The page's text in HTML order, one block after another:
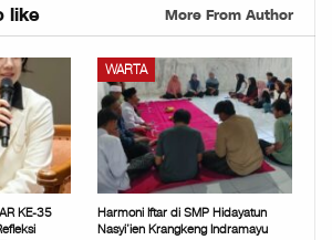
like More From Author
KE-35
WARTA
Harmoni Iftar di SMP Hidayatun
Nasyi’ien Krangkeng Indramayu